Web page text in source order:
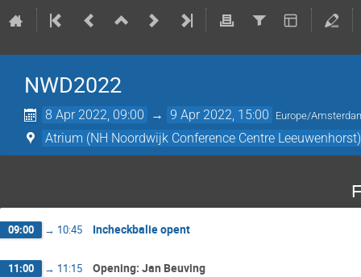
NWD2022
8 Apr 2022, 09:00 → 9 Apr 2022, 15:00 Europe/
Atrium (NH Noordwijk Conference Centre Leeuwenhorst)
09:00 → 10:45 Incheckbalie opent
11:00 → 11:15 Opening: Jan Beuving